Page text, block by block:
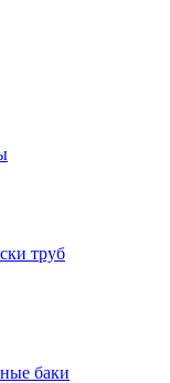
труб
баки